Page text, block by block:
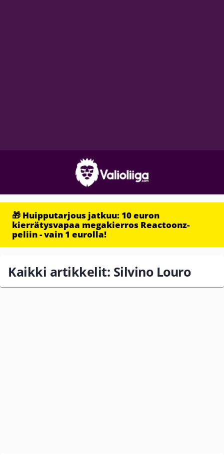
🎁 Huipputarjous jatkuu: 10 euron
kierrätysvapaa megakierros Reactoonz-
peliin - vain 1 eurolla!
Kaikki artikkelit: Silvino Louro